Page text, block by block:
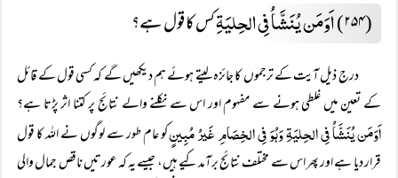
(۲۵۴) اَوَمَن یُنَشَّاُ فِی الحِلیَۃِکس کا قول ہے؟
درج ذیل آیت کے ترجموں کا جائزہ لیتے ہوئے ہم دیکھیں گے کہ کسی قول کے قائل
کے تعین میں غلطی ہونے سے مفہوم اور اس سے نکلنے والے نتائج پر کتنا اثر پڑتا ہے؟
اَوَمَن یُنَشَّاُ فِی الحِلیَۃِ وَہُوَ فِی الخِصَامِ غَیرُ مُبِینٍکو عام طور سے لوگوں نے اللہ کا قول
قرار دیا ہے اور پھر اس سے مختلف نتائج برآمد کیے ہیں، جیسے یہ کہ عورتیں ناقص جمال والی